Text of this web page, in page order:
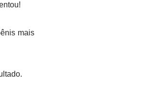
mais